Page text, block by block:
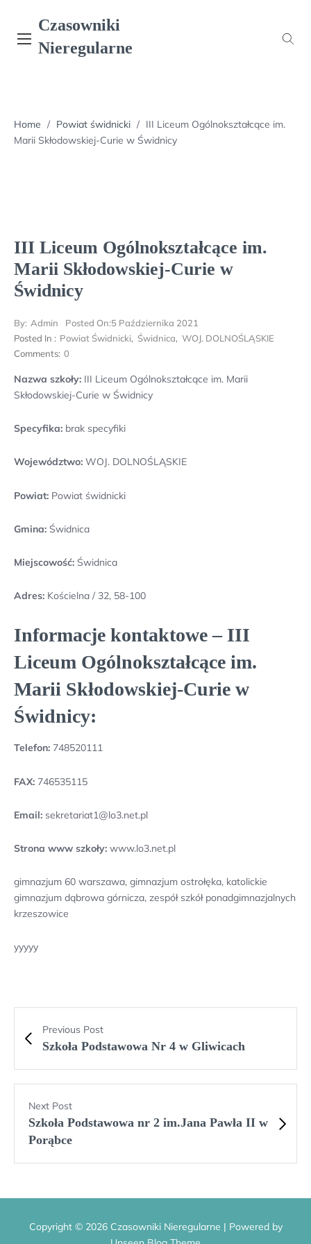
content
Czasowniki
Nieregularne
Home / Powiat świdnicki / III Liceum Ogólnokształcące im.
Marii Skłodowskiej-Curie w Świdnicy
III Liceum Ogólnokształcące im.
Marii Skłodowskiej-Curie w
Świdnicy
By: Admin Posted On:5 Października 2021
Posted In : Powiat Świdnicki, Świdnica, WOJ. DOLNOŚLĄSKIE
Comments: 0
Nazwa szkoły: III Liceum Ogólnokształcące im. Marii
Skłodowskiej-Curie w Świdnicy
Specyfika: brak specyfiki
Województwo: WOJ. DOLNOŚLĄSKIE
Powiat: Powiat świdnicki
Gmina: Świdnica
Miejscowość: Świdnica
Adres: Kościelna / 32, 58-100
Informacje kontaktowe – III
Liceum Ogólnokształcące im.
Marii Skłodowskiej-Curie w
Świdnicy:
Telefon: 748520111
FAX: 746535115
Email: sekretariat1@lo3.net.pl
Strona www szkoły: www.lo3.net.pl
gimnazjum 60 warszawa, gimnazjum ostrołęka, katolickie
gimnazjum dąbrowa górnicza, zespół szkół ponadgimnazjalnych
krzeszowice
yyyyy
Previous Post
Szkoła Podstawowa Nr 4 w Gliwicach
Next Post
Szkoła Podstawowa nr 2 im.Jana Pawła II w
Porąbce
Copyright © 2026 Czasowniki Nieregularne | Powered by